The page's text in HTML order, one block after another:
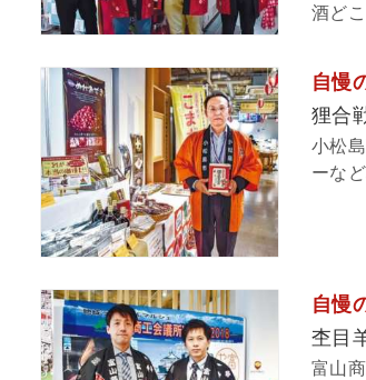
酒ど
自慢
狸合
小松
ーな
自慢
杢目
富山